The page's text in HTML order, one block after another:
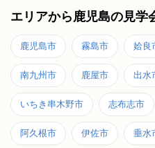
エリアから鹿児島の見学
鹿児島市 霧島市 姶良
南九州市 鹿屋市 出水
いちき串木野市 志布志市
阿久根市 伊佐市 垂水